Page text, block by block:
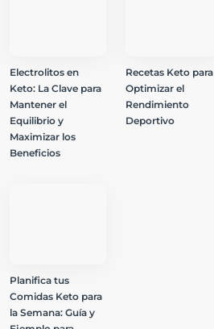
Electrolitos en
Keto: La Clave para
Mantener el
Equilibrio y
Maximizar los
Beneficios
Recetas Keto para
Optimizar el
Rendimiento
Deportivo
Planifica tus
Comidas Keto para
la Semana: Guía y